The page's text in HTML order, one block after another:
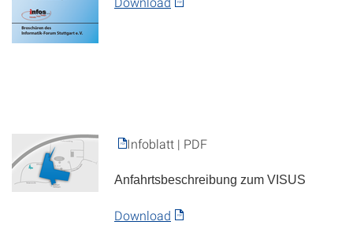
Infoblatt | PDF
Anfahrtsbeschreibung zum VISUS
Download